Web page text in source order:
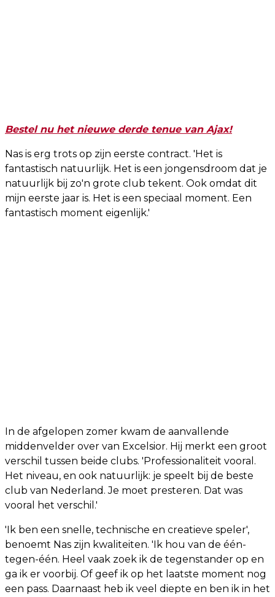
Bestel nu het nieuwe derde tenue van Ajax!
Nas is erg trots op zijn eerste contract. 'Het is
fantastisch natuurlijk. Het is een jongensdroom dat je
natuurlijk bij zo'n grote club tekent. Ook omdat dit
mijn eerste jaar is. Het is een speciaal moment. Een
fantastisch moment eigenlijk.'
In de afgelopen zomer kwam de aanvallende
middenvelder over van Excelsior. Hij merkt een groot
verschil tussen beide clubs. 'Professionaliteit vooral.
Het niveau, en ook natuurlijk: je speelt bij de beste
club van Nederland. Je moet presteren. Dat was
vooral het verschil.'
'Ik ben een snelle, technische en creatieve speler',
benoemt Nas zijn kwaliteiten. 'Ik hou van de één-
tegen-één. Heel vaak zoek ik de tegenstander op en
ga ik er voorbij. Of geef ik op het laatste moment nog
een pass. Daarnaast heb ik veel diepte en ben ik in het